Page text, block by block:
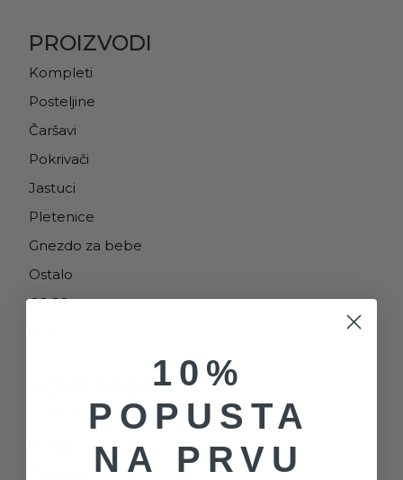
PROIZVODI
Kompleti
Posteljine
Čaršavi
Pokrivači
Jastuci
Pletenice
Gnezdo za bebe
Ostalo
COCO
KOMPANIJA
Zaposlenje
Prodajna Mesta
10%
POPUSTA
NA PRVU